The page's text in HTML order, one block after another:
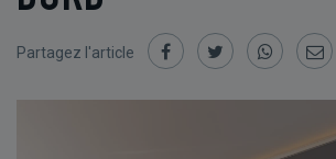
Partagez l'article
Partager
Facebook
Partager
Twitter
Partager